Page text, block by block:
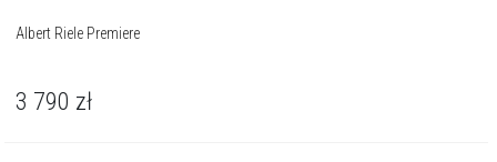
Albert Riele Premiere
3 790 zł